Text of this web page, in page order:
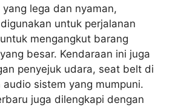
lega dan nyaman,
untuk perjalanan
mengangkut barang
besar. Kendaraan ini juga
penyejuk udara, seat belt di
sistem yang mumpuni.
juga dilengkapi dengan